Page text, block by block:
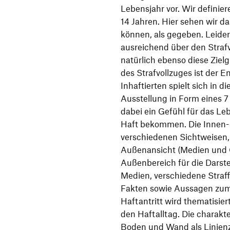
Lebensjahr vor. Wir
14 Jahren. Hier sehen wir
können, als gegeben.
ausreichend über den
natürlich ebenso diese
des Strafvollzuges ist der
Inhaftierten spielt sich in
Ausstellung in Form eines
dabei ein Gefühl für das
Haft bekommen. Die
verschiedenen
Außenansicht (Medien
Außenbereich für die
Medien, verschiedene
Fakten sowie Aussagen
Haftantritt wird
den Haftalltag. Die
Boden und Wand als